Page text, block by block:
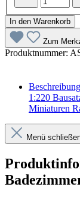
In den Warenkorb
Zum
Produktnummer:
Beschreibung
1:220
Miniaturen
Menü